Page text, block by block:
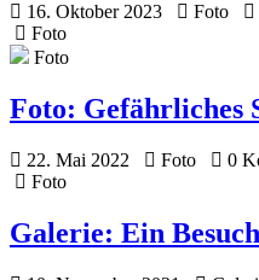
16. Oktober 2023 Foto
Foto
Foto
Foto: Gefährliches
22. Mai 2022 Foto 0
Foto
Galerie: Ein